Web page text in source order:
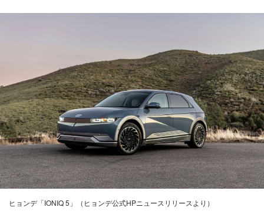
ヒョンデ「IONIQ 5」（ヒョンデ公式HPニュースリリースより）